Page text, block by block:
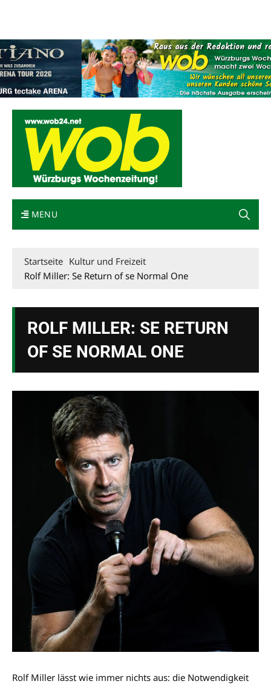
MENU
Startseite Kultur und Freizeit
Rolf Miller: Se Return of se Normal One
ROLF MILLER: SE RETURN
OF SE NORMAL ONE
Rolf Miller lässt wie immer nichts aus: die Notwendigkeit